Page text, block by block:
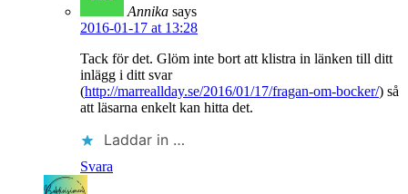
Annika says
2016-01-17 at 13:28
Tack för det. Glöm inte bort att klistra in länken till ditt
inlägg i ditt svar
(http://marreallday.se/2016/01/17/fragan-om-bocker/) så
att läsarna enkelt kan hitta det.
Laddar in …
Svara